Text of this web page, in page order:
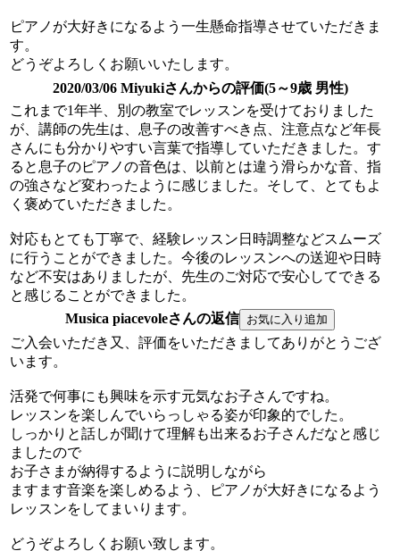
ピアノが大好きになるよう一生懸命指導させていただきま
す。
どうぞよろしくお願いいたします。
2020/03/06 Miyukiさんからの評価(5～9歳 男性)
これまで1年半、別の教室でレッスンを受けておりました
が、講師の先生は、息子の改善すべき点、注意点など年長
さんにも分かりやすい言葉で指導していただきました。す
ると息子のピアノの音色は、以前とは違う滑らかな音、指
の強さなど変わったように感じました。そして、とてもよ
く褒めていただきました。
対応もとても丁寧で、経験レッスン日時調整などスムーズ
に行うことができました。今後のレッスンへの送迎や日時
など不安はありましたが、先生のご対応で安心してできる
と感じることができました。
Musica piacevoleさんの返信
ご入会いただき又、評価をいただきましてありがとうござ
います。
活発で何事にも興味を示す元気なお子さんですね。
レッスンを楽しんでいらっしゃる姿が印象的でした。
しっかりと話しが聞けて理解も出来るお子さんだなと感じ
ましたので
お子さまが納得するように説明しながら
ますます音楽を楽しめるよう、ピアノが大好きになるよう
レッスンをしてまいります。
どうぞよろしくお願い致します。